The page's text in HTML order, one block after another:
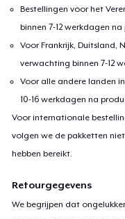
Bestellingen voor het
binnen 7-12 werkdagen
Voor Frankrijk, Duitsland,
verwachting binnen 7-12
Voor alle andere landen
10-16 werkdagen na
Voor internationale
volgen we de pakketten
hebben bereikt.
Retourgegevens
We begrijpen dat